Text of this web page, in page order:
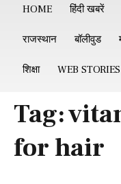
HOME हिंदी खबरें
राजस्थान बॉलीवुड
शिक्षा WEB STORIES
Tag:
for hair